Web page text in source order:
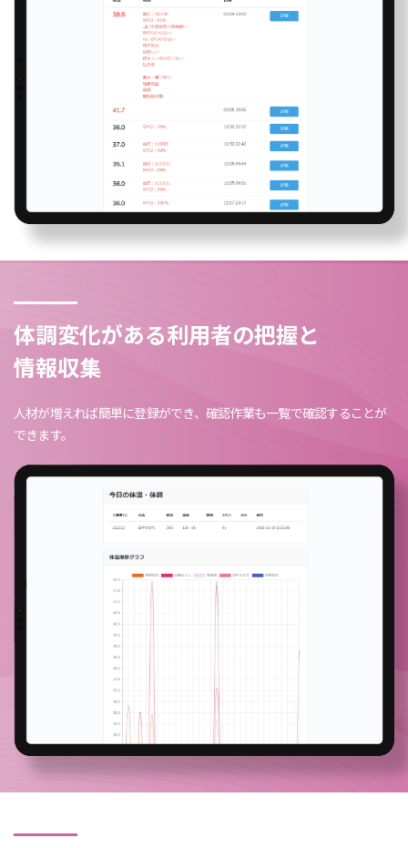
体調変化がある利用者の把握と
情報収集
人材が増えれば簡単に登録ができ、確認作業も一覧で確認することが
できます。